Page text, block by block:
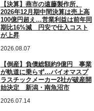
【決算】燕市の遠藤製作所、
2026年12月期中間決算は売上高
100億円超え…営業利益は前年同
期比16%減 円安で仕入コスト
が上昇
2026.08.07
【倒産】負債総額約9億円 事業
が軌道に乗らず…バイオマスプ
ラスチックメーカー2社が破産開
始決定 新潟・南魚沼市
2026.07.14